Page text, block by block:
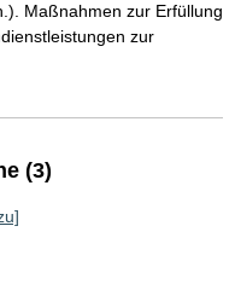
Maßnahmen zur Erfüllung
zur
(3)